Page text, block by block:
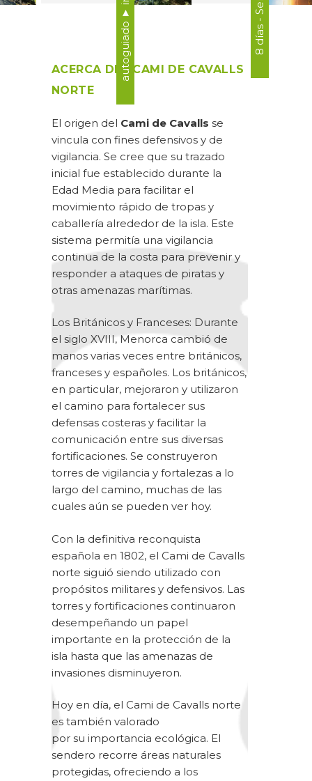
ACERCA DEL CAMI DE CAVALLS
NORTE
El origen del Cami de Cavalls se
vincula con fines defensivos y de
vigilancia. Se cree que su trazado
inicial fue establecido durante la
Edad Media para facilitar el
movimiento rápido de tropas y
caballería alrededor de la isla. Este
sistema permitía una vigilancia
continua de la costa para prevenir y
responder a ataques de piratas y
otras amenazas marítimas.
Los Británicos y Franceses: Durante
el siglo XVIII, Menorca cambió de
manos varias veces entre británicos,
franceses y españoles. Los británicos,
en particular, mejoraron y utilizaron
el camino para fortalecer sus
defensas costeras y facilitar la
comunicación entre sus diversas
fortificaciones. Se construyeron
torres de vigilancia y fortalezas a lo
largo del camino, muchas de las
cuales aún se pueden ver hoy.
Con la definitiva reconquista
española en 1802, el Cami de Cavalls
norte siguió siendo utilizado con
propósitos militares y defensivos. Las
torres y fortificaciones continuaron
desempeñando un papel
importante en la protección de la
isla hasta que las amenazas de
invasiones disminuyeron.
Hoy en día, el Cami de Cavalls norte
es también valorado
por su importancia ecológica. El
sendero recorre áreas naturales
protegidas, ofreciendo a los